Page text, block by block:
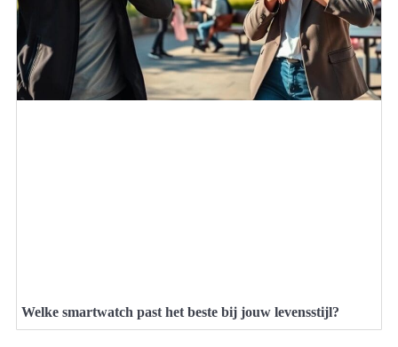
Welke smartwatch past het beste bij jouw levensstijl?